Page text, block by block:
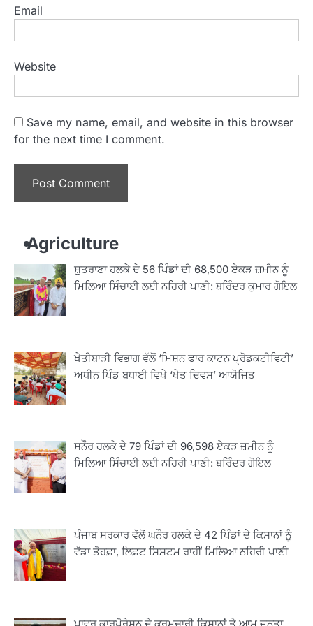
Email
Website
Save my name, email, and website in this browser
for the next time I comment.
Agriculture
ਸ਼ੁਤਰਾਣਾ ਹਲਕੇ ਦੇ 56 ਪਿੰਡਾਂ ਦੀ 68,500 ਏਕੜ ਜ਼ਮੀਨ ਨੂੰ
ਮਿਲਿਆ ਸਿੰਚਾਈ ਲਈ ਨਹਿਰੀ ਪਾਣੀ: ਬਰਿੰਦਰ ਕੁਮਾਰ ਗੋਇਲ
ਖੇਤੀਬਾੜੀ ਵਿਭਾਗ ਵੱਲੋਂ ‘ਮਿਸ਼ਨ ਫਾਰ ਕਾਟਨ ਪ੍ਰੋਡਕਟੀਵਿਟੀ’
ਅਧੀਨ ਪਿੰਡ ਬਧਾਈ ਵਿਖੇ ‘ਖੇਤ ਦਿਵਸ’ ਆਯੋਜਿਤ
ਸਨੌਰ ਹਲਕੇ ਦੇ 79 ਪਿੰਡਾਂ ਦੀ 96,598 ਏਕੜ ਜ਼ਮੀਨ ਨੂੰ
ਮਿਲਿਆ ਸਿੰਚਾਈ ਲਈ ਨਹਿਰੀ ਪਾਣੀ: ਬਰਿੰਦਰ ਗੋਇਲ
ਪੰਜਾਬ ਸਰਕਾਰ ਵੱਲੋਂ ਘਨੌਰ ਹਲਕੇ ਦੇ 42 ਪਿੰਡਾਂ ਦੇ ਕਿਸਾਨਾਂ ਨੂੰ
ਵੱਡਾ ਤੋਹਫ਼ਾ, ਲਿਫ਼ਟ ਸਿਸਟਮ ਰਾਹੀਂ ਮਿਲਿਆ ਨਹਿਰੀ ਪਾਣੀ
2